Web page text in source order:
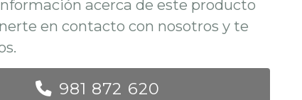
acerca de este producto
en contacto con nosotros y te
981 872 620